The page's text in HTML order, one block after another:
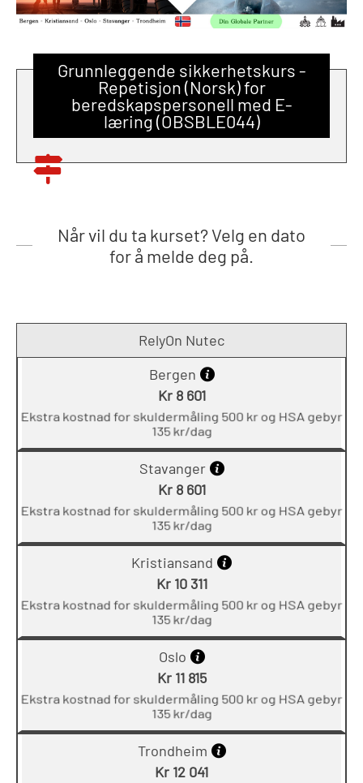
Grunnleggende sikkerhetskurs -
Repetisjon (Norsk) for
beredskapspersonell med E-
læring (OBSBLE044)
Når vil du ta kurset? Velg en dato
for å melde deg på.
RelyOn Nutec
Bergen
Kr 8 601
Ekstra kostnad for skuldermåling 500 kr og HSA gebyr
135 kr/dag
Stavanger
Kr 8 601
Ekstra kostnad for skuldermåling 500 kr og HSA gebyr
135 kr/dag
Kristiansand
Kr 10 311
Ekstra kostnad for skuldermåling 500 kr og HSA gebyr
135 kr/dag
Oslo
Kr 11 815
Ekstra kostnad for skuldermåling 500 kr og HSA gebyr
135 kr/dag
Trondheim
Kr 12 041